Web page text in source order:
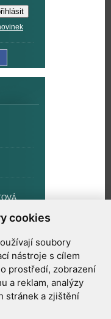
cookies
soubory
nástroje s cílem
prostředí, zobrazení
a reklam, analýzy
stránek a zjištění